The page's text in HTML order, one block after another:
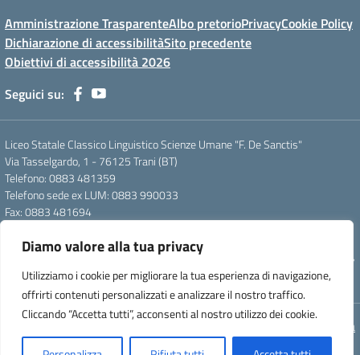
Diamo valore alla tua privacy
Utilizziamo i cookie per migliorare la tua esperienza di navigazione,
offrirti contenuti personalizzati e analizzare il nostro traffico.
Cliccando “Accetta tutti”, acconsenti al nostro utilizzo dei cookie.
Amministrazione TrasparenteAlbo pretorioPrivacyCookie Policy
Dichiarazione di accessibilitàSito precedente
Obiettivi di accessibilità 2026
Seguici su:
Liceo Statale Classico Linguistico Scienze Umane "F. De Sanctis"
Via Tasselgardo, 1 - 76125 Trani (BT)
Telefono: 0883 481359
Telefono sede ex LUM: 0883 990033
Fax: 0883 481694
Pec: btpc210007@pec.istruzione.it
Codice Meccanografico: istsc_btpc210007 - Codice Fiscale: 92058830727
- Codice Univoco d'ufficio: UFG4S9
Concept & Design by Designers Italia